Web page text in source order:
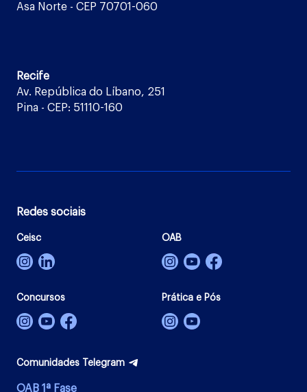
Asa Norte - CEP 70701-060
Recife
Av. República do Líbano, 251
Pina - CEP: 51110-160
Redes sociais
Ceisc OAB
Concursos Prática e Pós
Comunidades Telegram
OAB 1ª Fase